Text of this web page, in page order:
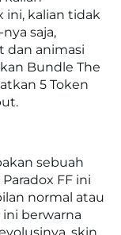
ini, kalian tidak
saja,
dan animasi
Bundle The
5 Token
sebuah
FF ini
normal atau
ini berwarna